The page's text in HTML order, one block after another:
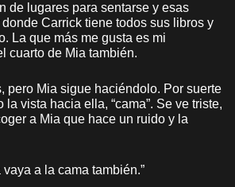
de lugares para sentarse y esas
Carrick tiene todos sus libros y
La que más me gusta es mi
cuarto de Mia también.
pero Mia sigue haciéndolo. Por suerte
la vista hacia ella, “cama”. Se ve triste,
a Mia que hace un ruido y la
a la cama también.”